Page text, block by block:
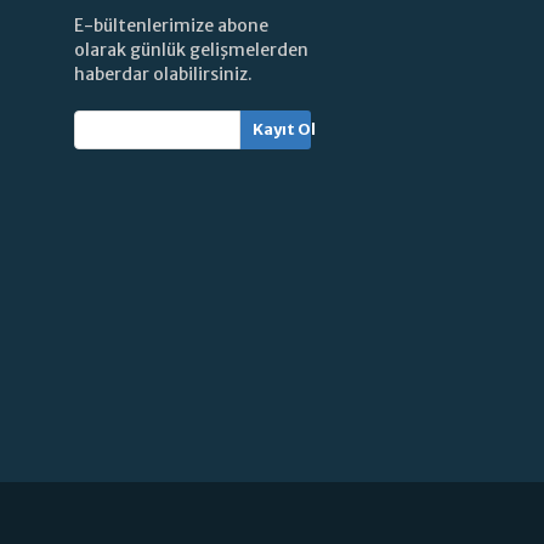
E-bültenlerimize abone
olarak günlük gelişmelerden
haberdar olabilirsiniz.
Kayıt Ol